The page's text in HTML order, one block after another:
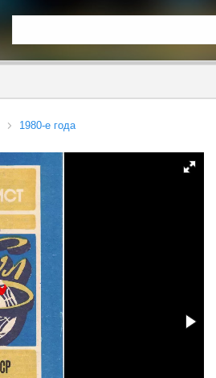
1980-е года